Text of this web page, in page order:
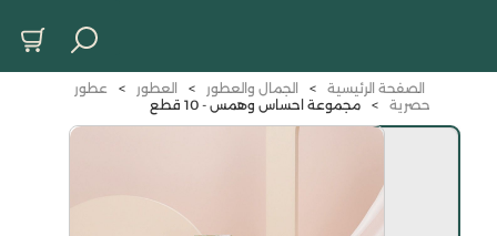
الصفحة الرئيسية > الجمال والعطور > العطور >
عطور
حصرية
> مجموعة احساس وهمس - 10 قطع